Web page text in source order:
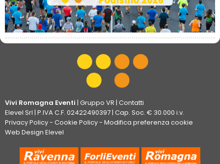
Vivi Romagna Eventi | Gruppo VR | Contatti
Elevel Srl | P.IVA C.F. 02422490397 | Cap. Soc. € 30.000 i.v.
Privacy Policy- Cookie Policy- Modifica preferenza cookie
Web Design Elevel